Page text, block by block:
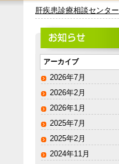
肝疾患診療相談センター
アーカイブ
2026年7月
2026年2月
2026年1月
2025年7月
2025年2月
2024年11月